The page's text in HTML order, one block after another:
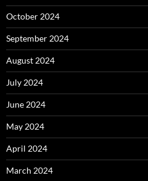
October 2024
September 2024
August 2024
July 2024
June 2024
May 2024
April 2024
March 2024